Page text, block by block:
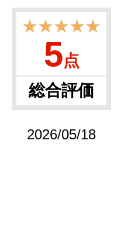
★★★★★
5点
総合評価
2026/05/18